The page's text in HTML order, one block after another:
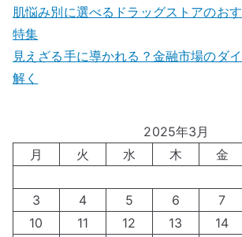
肌悩み別に選べるドラッグストアのお
特集
見えざる手に導かれる？金融市場のダ
解く
2025年3月
月
火 水 木 金
3
4 5 6 7
10
11 12 13 14